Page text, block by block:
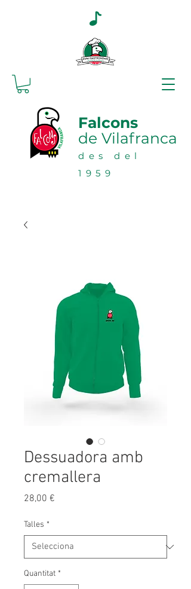
Falcons
de Vilafranca
des del
1959
Dessuadora amb
cremallera
28,00 €
Talles *
Quantitat *